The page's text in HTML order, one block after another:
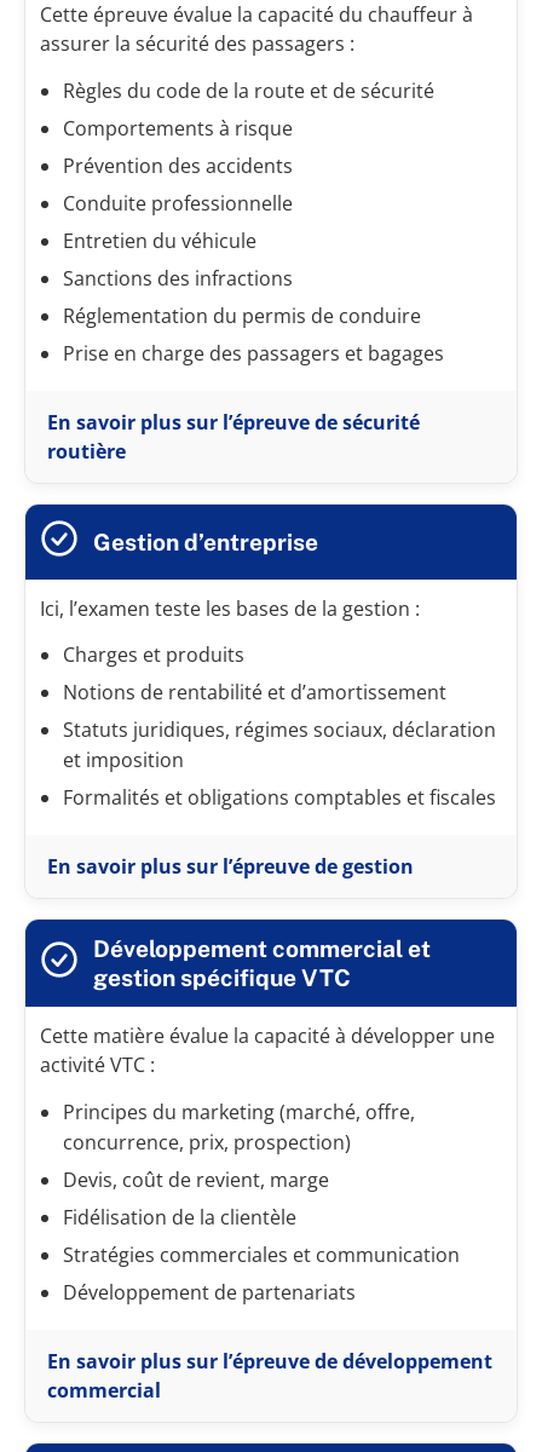
Cette épreuve évalue la capacité du chauffeur à
assurer la sécurité des passagers :
Règles du code de la route et de sécurité
Comportements à risque
Prévention des accidents
Conduite professionnelle
Entretien du véhicule
Sanctions des infractions
Réglementation du permis de conduire
Prise en charge des passagers et bagages
En savoir plus sur l’épreuve de sécurité
routière
Gestion d’entreprise
Ici, l’examen teste les bases de la gestion :
Charges et produits
Notions de rentabilité et d’amortissement
Statuts juridiques, régimes sociaux, déclaration
et imposition
Formalités et obligations comptables et fiscales
En savoir plus sur l’épreuve de gestion
Développement commercial et
gestion spécifique VTC
Cette matière évalue la capacité à développer une
activité VTC :
Principes du marketing (marché, offre,
concurrence, prix, prospection)
Devis, coût de revient, marge
Fidélisation de la clientèle
Stratégies commerciales et communication
Développement de partenariats
En savoir plus sur l’épreuve de développement
commercial